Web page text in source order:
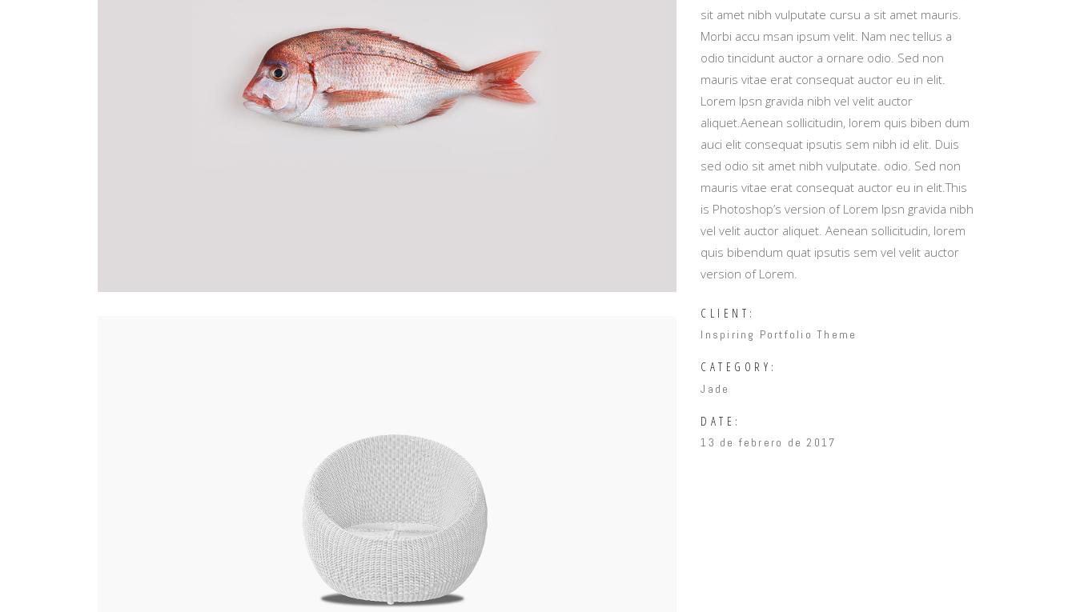
sit amet nibh vulputate cursu a sit amet mauris.
Morbi accu msan ipsum velit. Nam nec tellus a
odio tincidunt auctor a ornare odio. Sed non
mauris vitae erat consequat auctor eu in elit.
Lorem Ipsn gravida nibh vel velit auctor
aliquet.Aenean sollicitudin, lorem quis biben dum
auci elit consequat ipsutis sem nibh id elit. Duis
sed odio sit amet nibh vulputate. odio. Sed non
mauris vitae erat consequat auctor eu in elit.This
is Photoshop’s version of Lorem Ipsn gravida nibh
vel velit auctor aliquet. Aenean sollicitudin, lorem
quis bibendum quat ipsutis sem vel velit auctor
version of Lorem.
CLIENT:
Inspiring Portfolio Theme
CATEGORY:
Jade
DATE:
13 de febrero de 2017